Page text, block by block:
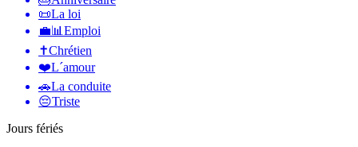
📜La loi
💼📊 Emploi
✝️Chrétien
❤️L´amour
🚗La conduite
😔Triste
Jours fériés